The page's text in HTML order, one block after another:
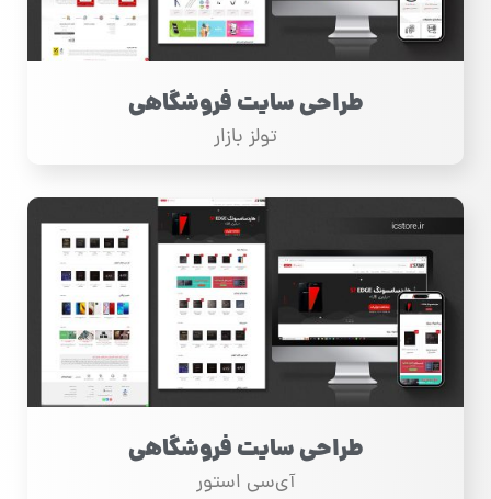
طراحی سایت فروشگاهی
تولز بازار
طراحی سایت فروشگاهی
آی‌سی استور